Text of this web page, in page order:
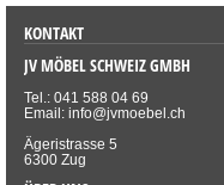
KONTAKT
JV MÖBEL SCHWEIZ GMBH
Tel.: 041 588 04 69
Email: info@jvmoebel.ch
Ägeristrasse 5
6300 Zug